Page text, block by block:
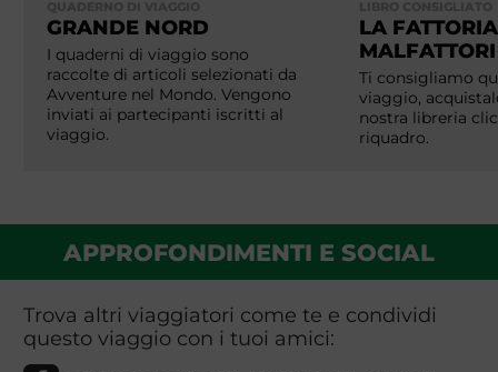
GRANDE NORD
I quaderni di viaggio sono
raccolte di articoli selezionati da
Avventure nel Mondo. Vengono
inviati ai partecipanti iscritti al
viaggio.
LA
MALFATTORI
Ti consigliamo
viaggio,
nostra libreria
riquadro.
APPROFONDIMENTI E SOCIAL
Trova altri viaggiatori come te e condividi
questo viaggio con i tuoi amici: